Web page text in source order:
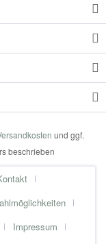
und ggf.
beschrieben
Impressum